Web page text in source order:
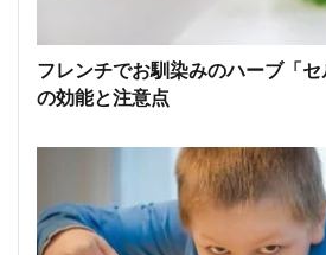
フレンチでお馴染みのハーブ「
の効能と注意点